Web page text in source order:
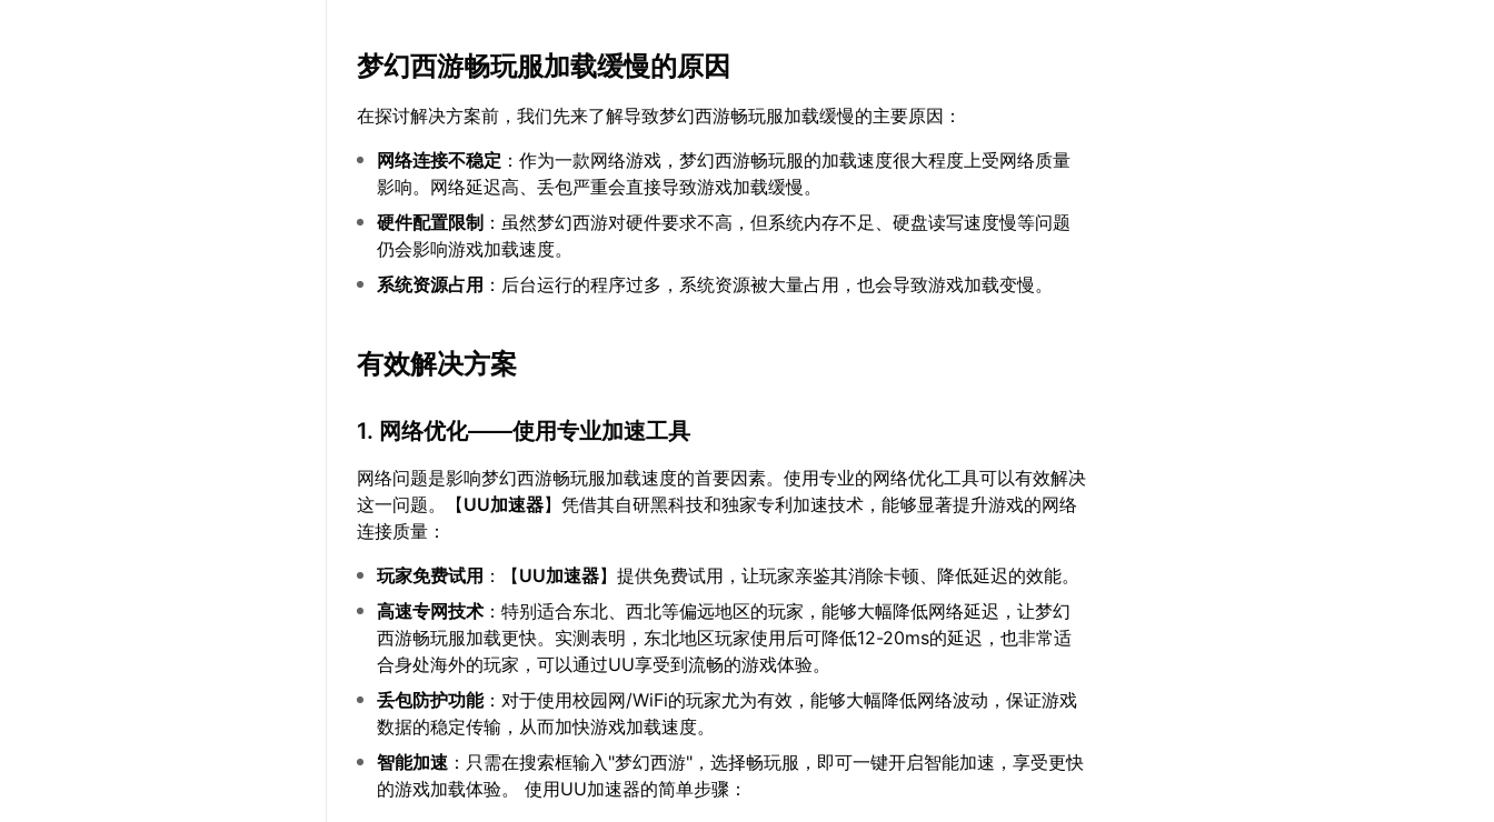
梦幻西游畅玩服加载缓慢的原因
在探讨解决方案前，我们先来了解导致梦幻西游畅玩服加载缓慢的主要原因：
网络连接不稳定 ：作为一款网络游戏，梦幻西游畅玩服的加载速度很大程度上受网络质量
影响。网络延迟高、丢包严重会直接导致游戏加载缓慢。
硬件配置限制 ：虽然梦幻西游对硬件要求不高，但系统内存不足、硬盘读写速度慢等问题
仍会影响游戏加载速度。
系统资源占用 ：后台运行的程序过多，系统资源被大量占用，也会导致游戏加载变慢。
有效解决方案
1. 网络优化——使用专业加速工具
网络问题是影响梦幻西游畅玩服加载速度的首要因素。使用专业的网络优化工具可以有效解决
这一问题。【UU加速器】凭借其自研黑科技和独家专利加速技术，能够显著提升游戏的网络
连接质量：
玩家免费试用 ：【UU加速器】提供免费试用，让玩家亲鉴其消除卡顿、降低延迟的效能。
高速专网技术 ：特别适合东北、西北等偏远地区的玩家，能够大幅降低网络延迟，让梦幻
西游畅玩服加载更快。实测表明，东北地区玩家使用后可降低12-20ms的延迟，也非常适
合身处海外的玩家，可以通过UU享受到流畅的游戏体验。
丢包防护功能：对于使用校园网/WiFi的玩家尤为有效，能够大幅降低网络波动，保证游戏
数据的稳定传输，从而加快游戏加载速度。
智能加速 ：只需在搜索框输入"梦幻西游"，选择畅玩服，即可一键开启智能加速，享受更快
的游戏加载体验。 使用UU加速器的简单步骤：